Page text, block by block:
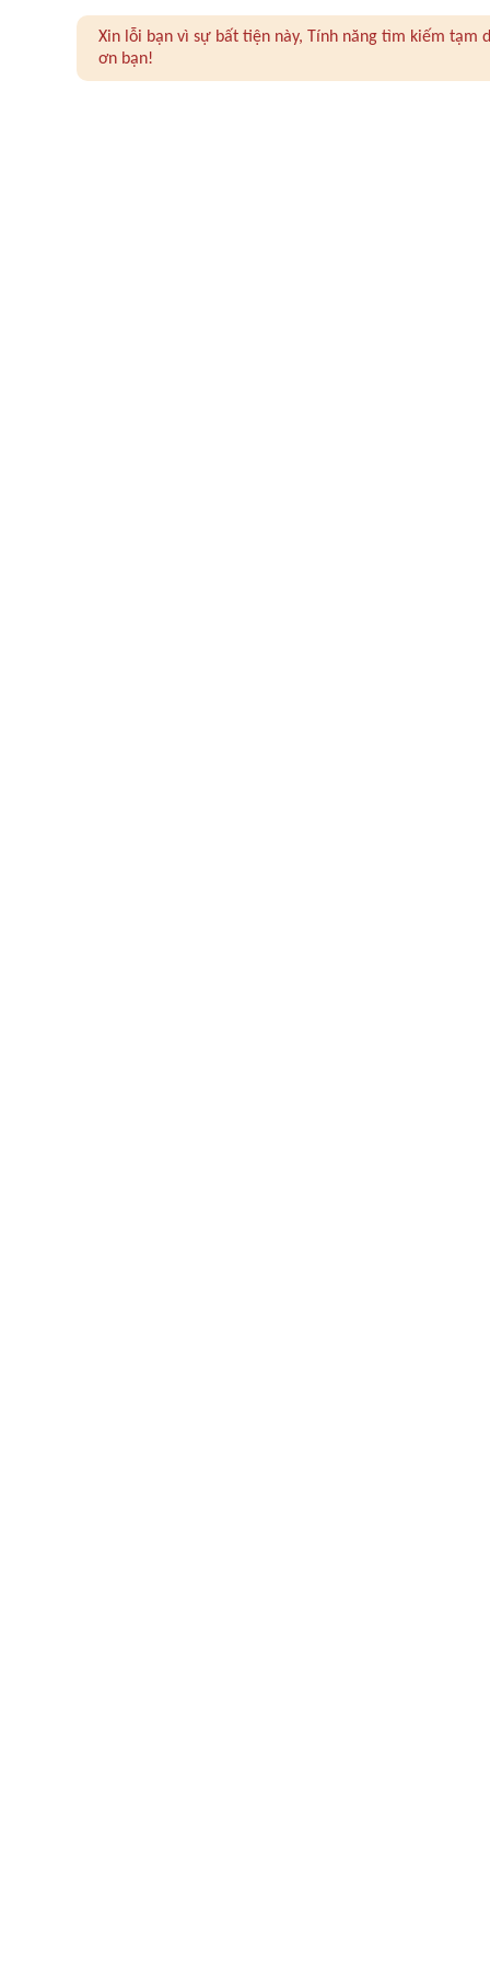
Xin lỗi bạn vì sự bất tiện này, Tính năng tìm kiếm
ơn bạn!